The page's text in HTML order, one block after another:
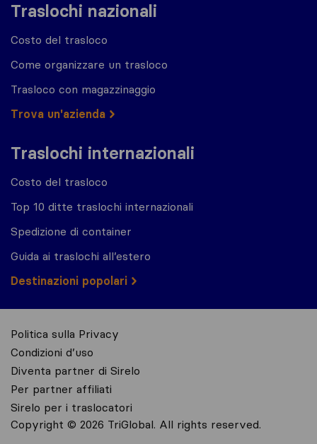
Traslochi nazionali
Costo del trasloco
Come organizzare un trasloco
Trasloco con magazzinaggio
Trova un'azienda
Traslochi internazionali
Costo del trasloco
Top 10 ditte traslochi internazionali
Spedizione di container
Guida ai traslochi all’estero
Destinazioni popolari
Politica sulla Privacy
Condizioni d’uso
Diventa partner di Sirelo
Per partner affiliati
Sirelo per i traslocatori
Copyright © 2026 TriGlobal. All rights reserved.